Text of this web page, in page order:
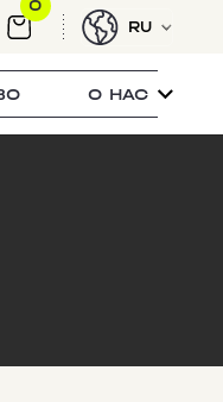
0
RU
О НАС